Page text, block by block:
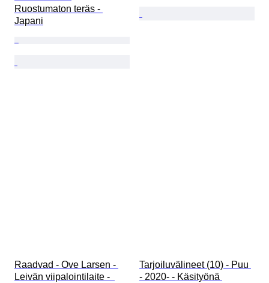
Ruostumaton teräs -
Japani
Raadvad - Ove Larsen -
Leivän viipalointilaite -
Tarjoiluvälineet (10) - Puu
- 2020- - Käsityönä